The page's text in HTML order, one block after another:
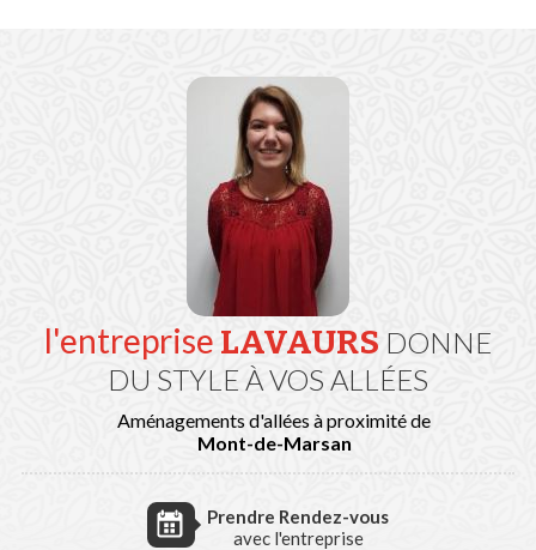
l'entreprise LAVAURS DONNE
DU STYLE À VOS ALLÉES
Aménagements d'allées à proximité de
Mont-de-Marsan
Prendre Rendez-vous
avec l'entreprise